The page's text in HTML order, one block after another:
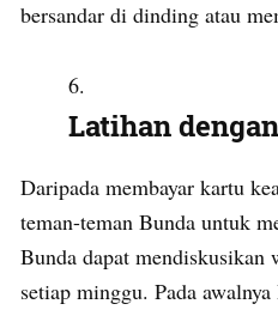
bersandar di dinding atau
Latihan
Daripada membayar kartu
teman-teman Bunda untuk
Bunda dapat mendiskusikan
setiap minggu. Pada